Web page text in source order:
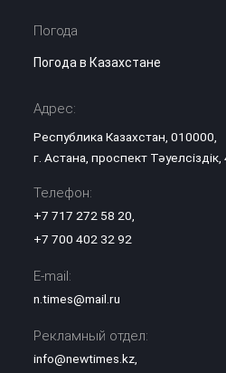
Погода
Погода в Казахстане
Адрес:
Республика Казахстан, 010000,
г. Астана, проспект
Телефон:
+7 717 272 58 20
+7 700 402 32 92
E-mail:
n.times@mail.ru
Рекламный отдел:
info@newtimes.kz,